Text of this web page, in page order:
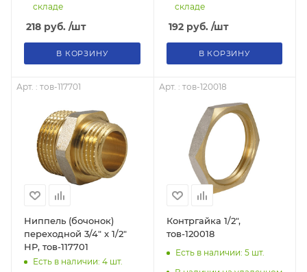
складе
218 руб. /шт
В КОРЗИНУ
складе
192руб. /шт
В КОРЗИНУ
Арт. : тов-117701
Ниппель (бочонок)
переходной 3/4" x 1/2"
НР, тов-117701
Есть в наличии: 4 шт.
Арт. : тов-120018
Контргайка 1/2",
тов-120018
Есть в наличии: 5шт.